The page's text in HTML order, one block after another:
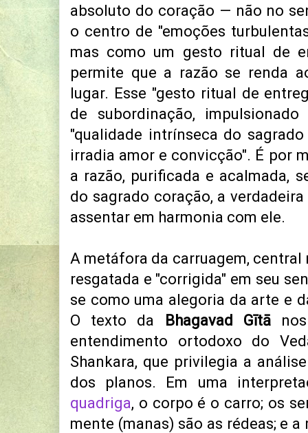
absoluto do coração — não no
o centro de "emoções
mas como um gesto ritual de
permite que a razão se renda
lugar. Esse "gesto ritual de
de subordinação,
"qualidade intrínseca do
irradia amor e convicção". É por
a razão, purificada e acalmada,
do sagrado coração, a
assentar em harmonia com ele.
A metáfora da carruagem, central
resgatada e "corrigida" em seu
se como uma alegoria da arte e
O texto da
Bhagavad Gītānos
entendimento ortodoxo do
Shankara, que privilegia a
dos planos. Em uma
quadriga, o corpo é o carro; os
mente (manas) são as rédeas; e